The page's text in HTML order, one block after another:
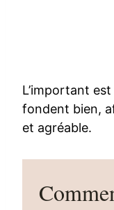
L’important
fondent bien,
et agréable.